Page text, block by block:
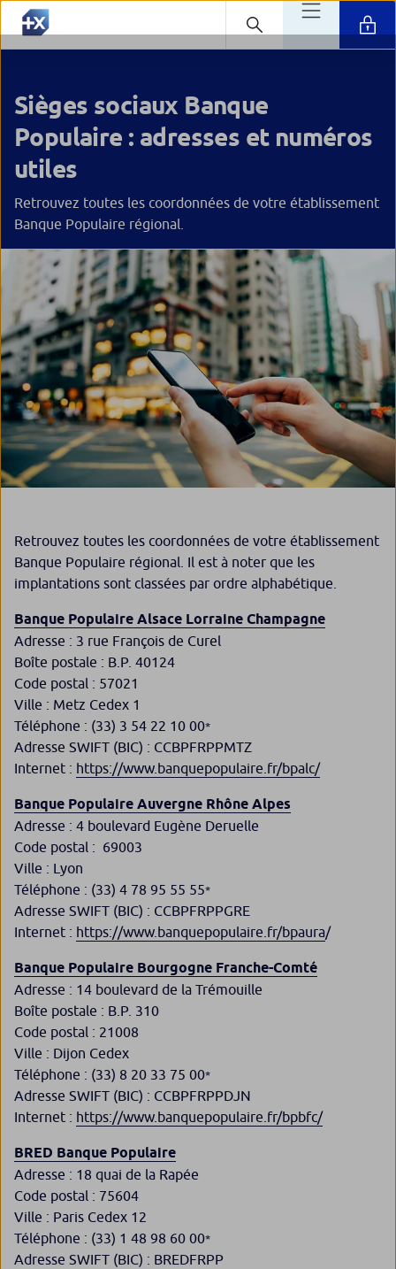
Sièges sociaux Banque
Populaire : adresses et numéros
utiles
Retrouvez toutes les coordonnées de votre établissement
Banque Populaire régional.
Retrouvez toutes les coordonnées de votre établissement
Banque Populaire régional. Il est à noter que les
implantations sont classées par ordre alphabétique.
Banque Populaire Alsace​ Lorraine Champagne
Adresse : 3 rue François de Curel
Boîte postale : B.P. 40124
Code postal : 57021
Ville : Metz Cedex 1
Téléphone : (33) 3 54 22 10 00*
Adresse SWIFT (BIC) : CCBPFRPPMTZ
Internet : https://www.banquepopulaire.fr/bpalc/
Banque Populaire Auvergne Rhône Alpes
Adresse :​ 4 boulevard Eugène Deruelle
Code postal : ​ 69003
Ville :​ Lyon
Téléphone :​ (33) 4 78 95 55 55*
Adresse SWIFT (BIC) :​ CCBPFRPPGRE
Internet : ​ https://www.banquepopulaire.fr/bpaura/
Banque Populaire Bourgogne Franche-Comté
Adresse : 14 boulevard de la Trémouille
Boîte postale :​ B.P. 310
Code postal : 21008
Ville : Dijon Cedex
Téléphone : (33) 8 20 33 75 00*
Adresse SWIFT (BIC) : CCBPFRPPDJN
Internet : https://www.banquepopulaire.fr/bpbfc/
BRED Banque Populaire
Adresse : 18 quai de la Rapée
Code postal : 75604
Ville : Paris Cedex 12
Téléphone : (33) 1 48 98 60 00*
Adresse SWIFT (BIC) : BREDFRPP